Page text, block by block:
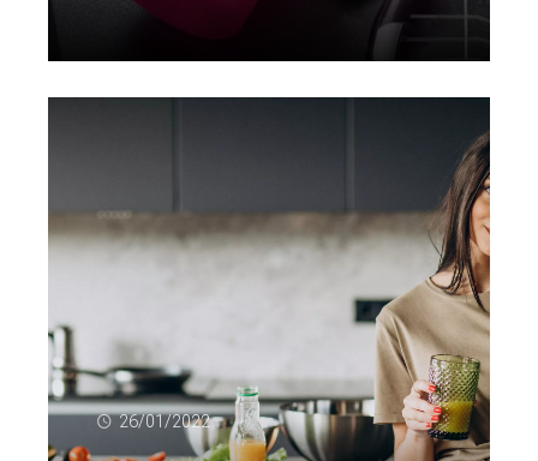
Citeste mai departe...
26/01/2022